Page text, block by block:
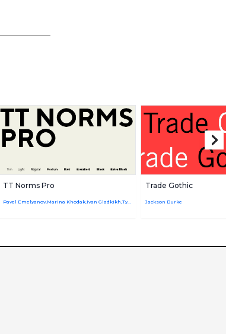
TT Norms Pro
Pavel Emelyanov,Marina Khodak,Ivan Gladkikh,TypeType Team
Trade Gothic
Jackson Burke